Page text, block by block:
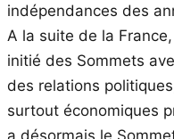
indépendances des
A la suite de la
initié des Sommets
des relations
surtout économiques